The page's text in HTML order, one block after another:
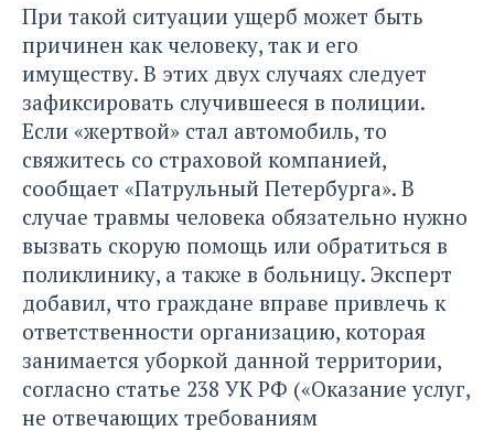
При такой ситуации ущерб может быть
причинен как человеку, так и его
имуществу. В этих двух случаях следует
зафиксировать случившееся в полиции.
Если «жертвой» стал автомобиль, то
свяжитесь со страховой компанией,
сообщает «Патрульный Петербурга». В
случае травмы человека обязательно нужно
вызвать скорую помощь или обратиться в
поликлинику, а также в больницу. Эксперт
добавил, что граждане вправе привлечь к
ответственности организацию, которая
занимается уборкой данной территории,
согласно статье 238 УК РФ («Оказание услуг,
не отвечающих требованиям